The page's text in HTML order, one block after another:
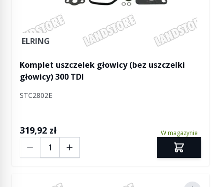
ELRING
Komplet uszczelek głowicy (bez uszczelki
głowicy) 300 TDI
STC2802E
319,92 zł W magazynie